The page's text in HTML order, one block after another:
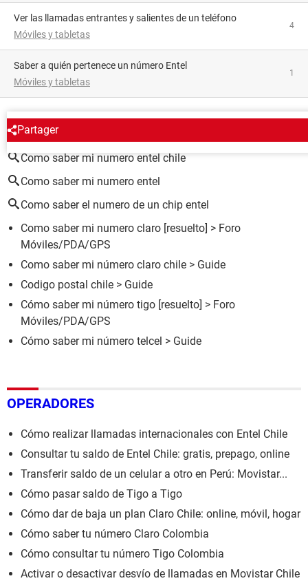
Ver las llamadas entrantes y salientes de un teléfono
Móviles y tabletas
4
Saber a quién pertenece un número Entel
Móviles y tabletas
1
Partager
ALREDEDOR DEL MISMO TEMA
Como saber mi numero entel chile
Como saber mi numero entel
Como saber el numero de un chip entel
Como saber mi numero claro [resuelto] > Foro
Móviles/PDA/GPS
Como saber mi número claro chile > Guide
Codigo postal chile > Guide
Cómo saber mi número tigo [resuelto] > Foro
Móviles/PDA/GPS
Cómo saber mi número telcel > Guide
OPERADORES
Cómo realizar llamadas internacionales con Entel Chile
Consultar tu saldo de Entel Chile: gratis, prepago, online
Transferir saldo de un celular a otro en Perú: Movistar...
Cómo pasar saldo de Tigo a Tigo
Cómo dar de baja un plan Claro Chile: online, móvil, hogar
Cómo saber tu número Claro Colombia
Cómo consultar tu número Tigo Colombia
Activar o desactivar desvío de llamadas en Movistar Chile